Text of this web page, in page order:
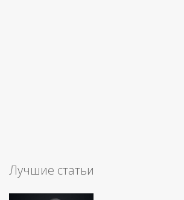
Лучшие статьи